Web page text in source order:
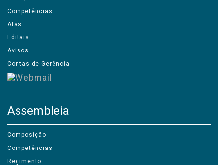
Competências
Atas
Editais
Avisos
Contas de Gerência
Assembleia
Composição
Competências
Regimento